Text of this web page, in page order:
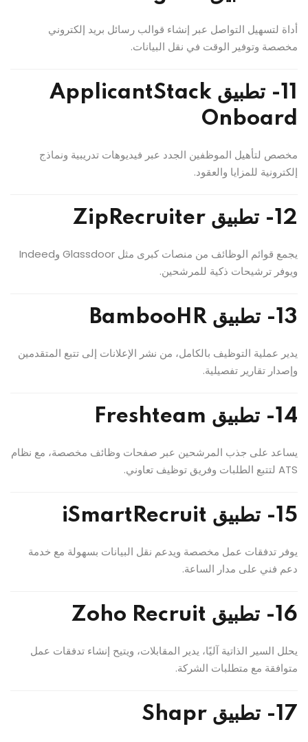
أداة لتسهيل التواصل عبر إنشاء قوالب رسائل بريد إلكتروني
مخصصة وتوفير الوقت في نقل البيانات.
11- تطبيق ApplicantStack
Onboard
مخصص لتأهيل الموظفين الجدد عبر فيديوهات تدريبية ونماذج
إلكترونية للمزايا والعقود.
12- تطبيق ZipRecruiter
يجمع قوائم الوظائف من منصات كبرى مثل Glassdoor وIndeed
ويوفر ترشيحات ذكية للمرشحين.
13- تطبيق BambooHR
يدير عملية التوظيف بالكامل، من نشر الإعلانات إلى تتبع المتقدمين
وإصدار تقارير تفصيلية.
14- تطبيق Freshteam
يساعد على جذب المرشحين عبر صفحات وظائف مخصصة، مع نظام
ATS لتتبع الطلبات وفريق توظيف تعاوني.
15- تطبيق iSmartRecruit
يوفر تدفقات عمل مخصصة ويدعم نقل البيانات بسهولة مع خدمة
دعم فني على مدار الساعة.
16- تطبيق Zoho Recruit
يحلل السير الذاتية آليًا، يدير المقابلات، ويتيح إنشاء تدفقات عمل
متوافقة مع متطلبات الشركة.
17- تطبيق Shapr